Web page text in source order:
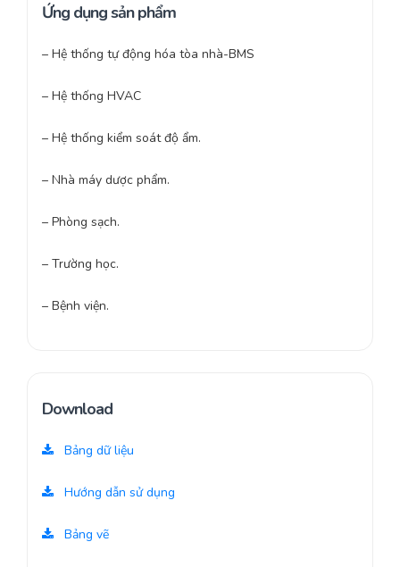
Ứng dụng sản phẩm
– Hệ thống tự động hóa tòa nhà-BMS
– Hệ thống HVAC
– Hệ thống kiểm soát độ ẩm.
– Nhà máy dược phẩm.
– Phòng sạch.
– Trường học.
– Bệnh viện.
Download
Bảng dữ liệu
Hướng dẫn sử dụng
Bảng vẽ